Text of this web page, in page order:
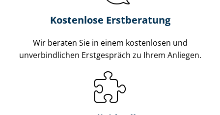
Kostenlose Erstberatung
Wir beraten Sie in einem kostenlosen und
unverbindlichen Erstgespräch zu Ihrem Anliegen.